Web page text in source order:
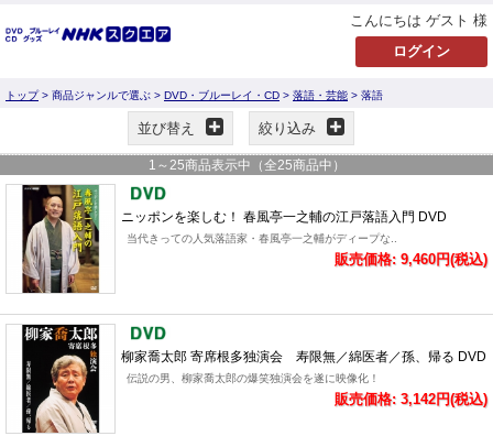
こんにちは ゲスト 様
トップ> 商品ジャンルで選ぶ > DVD・ブルーレイ・CD > 落語・芸能 > 落語
並び替え 絞り込み
1 ～ 25商品表示中（全25商品中）
ニッポンを楽しむ！ 春風亭一之輔の江戸落語入門 DVD
当代きっての人気落語家・春風亭一之輔がディープな..
販売価格: 9,460円(税込)
柳家喬太郎 寄席根多独演会 寿限無／綿医者／孫、帰る DVD
伝説の男、柳家喬太郎の爆笑独演会を遂に映像化！
販売価格: 3,142円(税込)